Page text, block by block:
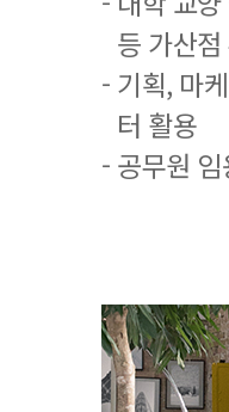
등 가산점
- 기획, 마
터 활용
- 공무원